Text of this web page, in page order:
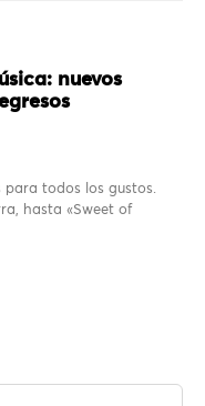
nuevos
todos los gustos.
hasta «Sweet of